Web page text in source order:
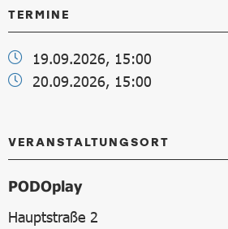
TERMINE
19.09.2026, 15:00
20.09.2026, 15:00
VERANSTALTUNGSORT
PODOplay
Hauptstraße 2